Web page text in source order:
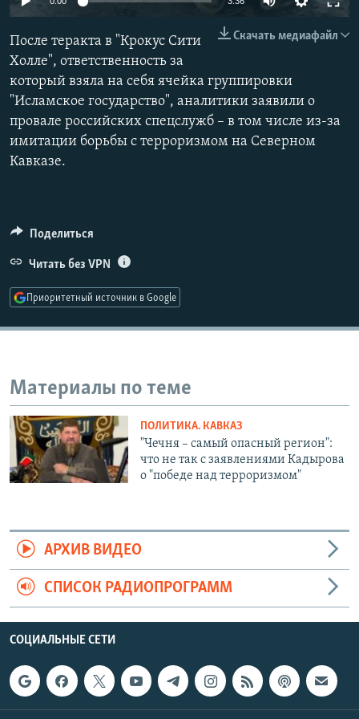
РАСПИСАНИЕ ВЕЩАНИЯ
ПОДПИШИТЕСЬ НА РАССЫЛКУ
СОЦИАЛЬНЫЕ СЕТИ 360p
480p
1080p
Скачать медиафайл
После теракта в "Крокус Сити
Холле", ответственность за
который взяла на себя ячейка группировки
"Исламское государство", аналитики заявили о
провале российских спецслужб – в том числе из-за
имитации борьбы с терроризмом на Северном
Кавказе.
Поделиться
Читать без VPN
Приоритетный источник в Google
Материалы по теме
ПОЛИТИКА. КАВКАЗ
"Чечня – самый опасный регион":
что не так с заявлениями Кадырова
о "победе над терроризмом"
АРХИВ ВИДЕО
СПИСОК РАДИОПРОГРАММ
СОЦИАЛЬНЫЕ СЕТИ